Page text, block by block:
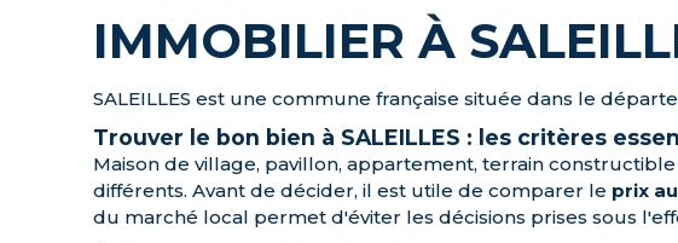
IMMOBILIER À
SALEILLES est une commune française située dans le
Trouver le bon bien à SALEILLES : les critères
Maison de village, pavillon, appartement, terrain
différents. Avant de décider, il est utile de comparer le prix
du marché local permet d'éviter les décisions prises sous